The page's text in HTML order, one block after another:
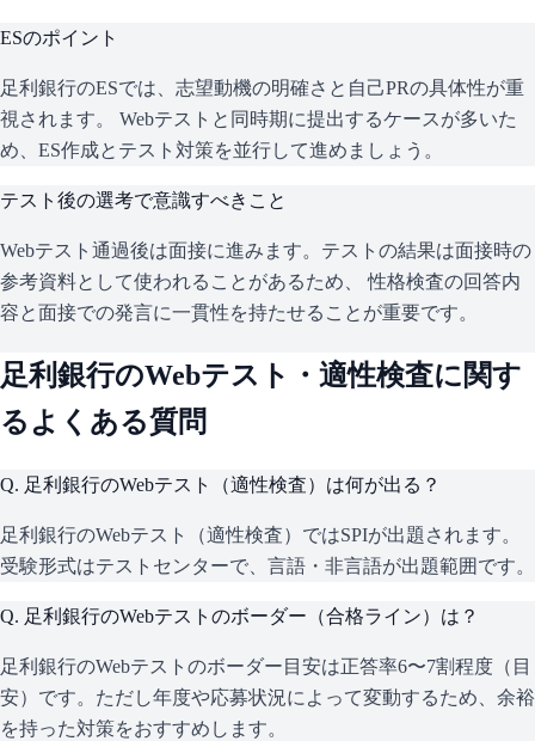
ESのポイント
足利銀行のESでは、志望動機の明確さと自己PRの具体性が重
視されます。 Webテストと同時期に提出するケースが多いた
め、ES作成とテスト対策を並行して進めましょう。
テスト後の選考で意識すべきこと
Webテスト通過後は面接に進みます。テストの結果は面接時の
参考資料として使われることがあるため、 性格検査の回答内
容と面接での発言に一貫性を持たせることが重要です。
足利銀行のWebテスト・適性検査に関す
るよくある質問
Q. 足利銀行のWebテスト（適性検査）は何が出る？
足利銀行のWebテスト（適性検査）ではSPIが出題されます。
受験形式はテストセンターで、言語・非言語が出題範囲です。
Q. 足利銀行のWebテストのボーダー（合格ライン）は？
足利銀行のWebテストのボーダー目安は正答率6〜7割程度（目
安）です。ただし年度や応募状況によって変動するため、余裕
を持った対策をおすすめします。